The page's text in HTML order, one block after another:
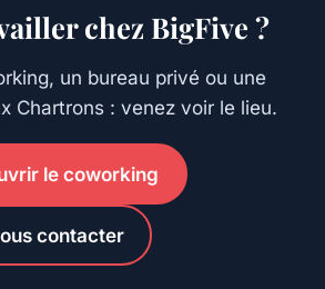
chez BigFive ?
un bureau privé ou une
Chartrons : venez voir le lieu.
le coworking
contacter